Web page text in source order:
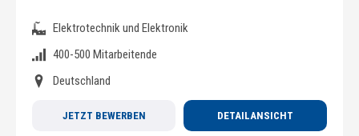
Elektrotechnik und Elektronik
400-500 Mitarbeitende
Deutschland
JETZT BEWERBEN DETAILANSICHT